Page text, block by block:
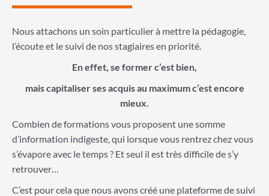
Nous attachons un soin particulier à mettre la pédagogie,
l’écoute et le suivi de nos stagiaires en priorité.
En effet, se former c’est bien,
mais capitaliser ses acquis au maximum c’est encore
mieux.
Combien de formations vous proposent une somme
d’information indigeste, qui lorsque vous rentrez chez vous
s’évapore avec le temps ? Et seul il est très difficile de s’y
retrouver…
C’est pour cela que nous avons créé une plateforme de suivi